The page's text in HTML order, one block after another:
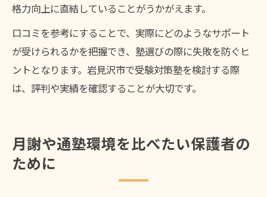
格力向上に直結していることがうかがえます。
口コミを参考にすることで、実際にどのようなサポート
が受けられるかを把握でき、塾選びの際に失敗を防ぐヒ
ントとなります。岩見沢市で受験対策塾を検討する際
は、評判や実績を確認することが大切です。
月謝や通塾環境を比べたい保護者の
ために